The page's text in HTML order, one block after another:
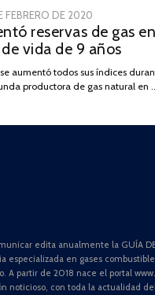
FEBRERO DE 2020
DE
JULIO
2025
reservas de gas
vida de 9 años
aumentó todos sus índices
productora de gas natural en …
edita anualmente la GUÍA
especializada en gases
A partir de 2018 nace el portal
noticioso, con toda la actualidad